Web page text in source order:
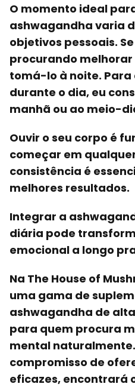
O momento ideal
ashwagandha varia
objetivos pessoais.
procurando melhorar
tomá-lo à noite.
durante o dia, eu
manhã ou ao meio-
Ouvir o seu corpo é
começar em
consistência é
melhores resultados.
Integrar a
diária pode
emocional a longo
Na The House of
uma gama de
ashwagandha de
para quem procura
mental naturalmente.
compromisso de
eficazes, encontrará